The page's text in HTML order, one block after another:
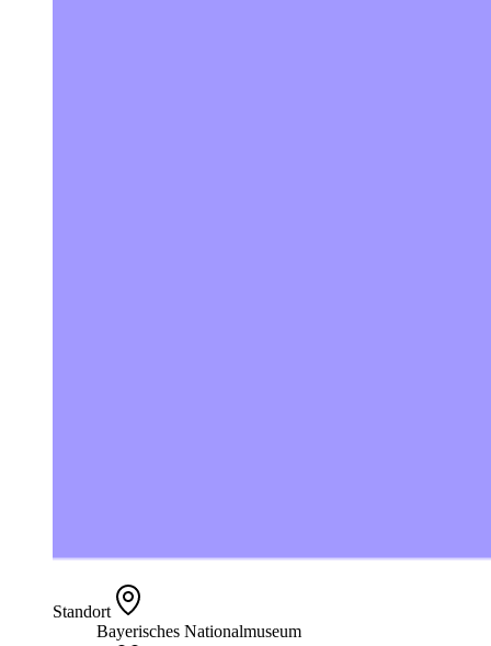
Standort
Bayerisches Nationalmuseum